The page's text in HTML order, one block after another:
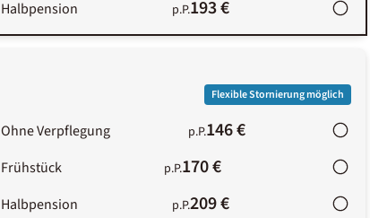
Halbpension p.P.193 €
Flexible Stornierung möglich
Ohne Verpflegung p.P.146 €
Frühstück p.P.170 €
Halbpension p.P.209 €